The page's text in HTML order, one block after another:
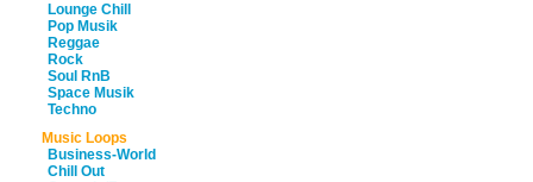
Lounge Chill
Pop Musik
Reggae
Rock
Soul RnB
Space Musik
Techno
Music Loops
Business-World
Chill Out